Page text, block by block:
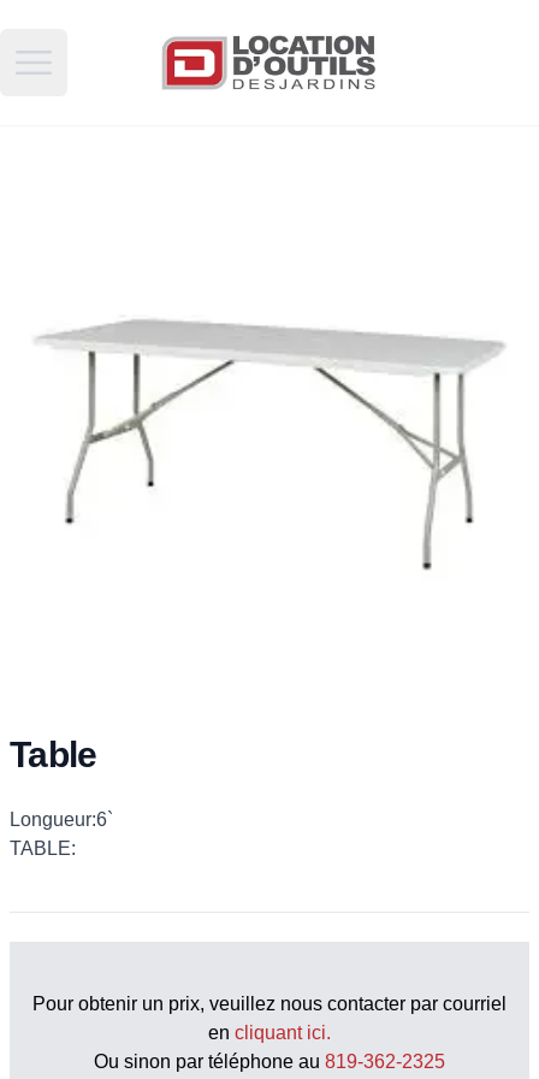
Open main menu
Table
Description
Longueur:6`
TABLE:
Pour obtenir un prix, veuillez nous contacter par courriel
en cliquant ici.
Ou sinon par téléphone au 819-362-2325